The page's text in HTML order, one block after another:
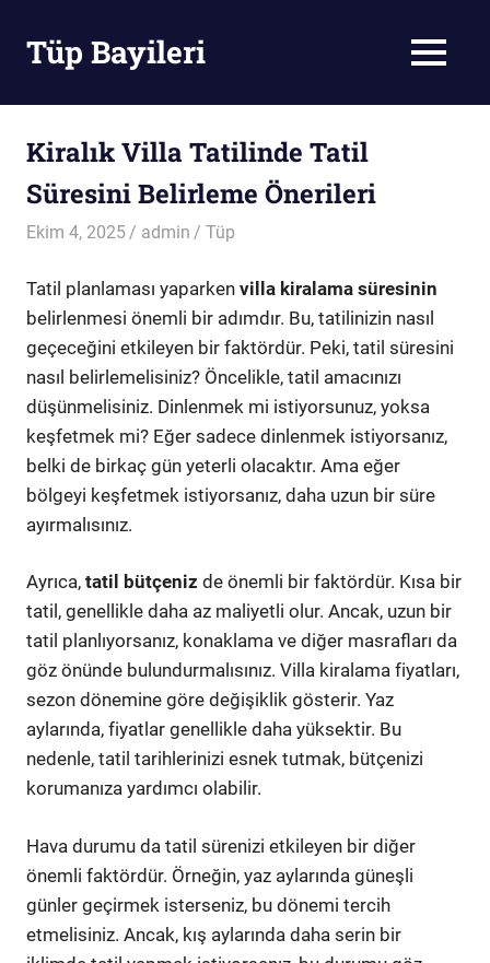
contentTüp Bayileri MENU
Kiralık Villa Tatilinde Tatil
Süresini Belirleme Önerileri
Ekim 4, 2025 admin Tüp
Tatil planlaması yaparken villa kiralama süresinin
belirlenmesi önemli bir adımdır. Bu, tatilinizin nasıl
geçeceğini etkileyen bir faktördür. Peki, tatil süresini
nasıl belirlemelisiniz? Öncelikle, tatil amacınızı
düşünmelisiniz. Dinlenmek mi istiyorsunuz, yoksa
keşfetmek mi? Eğer sadece dinlenmek istiyorsanız,
belki de birkaç gün yeterli olacaktır. Ama eğer
bölgeyi keşfetmek istiyorsanız, daha uzun bir süre
ayırmalısınız.
Ayrıca, tatil bütçeniz de önemli bir faktördür. Kısa bir
tatil, genellikle daha az maliyetli olur. Ancak, uzun bir
tatil planlıyorsanız, konaklama ve diğer masrafları da
göz önünde bulundurmalısınız. Villa kiralama fiyatları,
sezon dönemine göre değişiklik gösterir. Yaz
aylarında, fiyatlar genellikle daha yüksektir. Bu
nedenle, tatil tarihlerinizi esnek tutmak, bütçenizi
korumanıza yardımcı olabilir.
Hava durumu da tatil sürenizi etkileyen bir diğer
önemli faktördür. Örneğin, yaz aylarında güneşli
günler geçirmek isterseniz, bu dönemi tercih
etmelisiniz. Ancak, kış aylarında daha serin bir